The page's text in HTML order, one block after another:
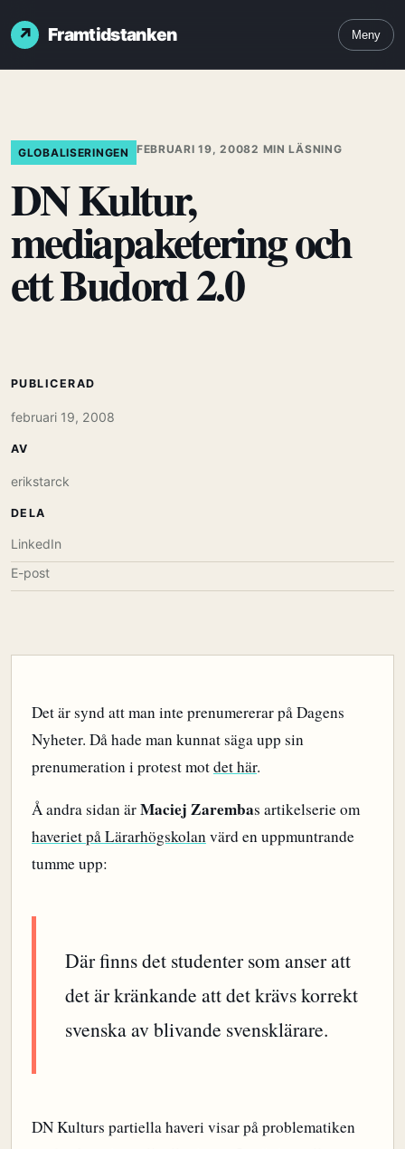
Framtidstanken Meny
GLOBALISERINGEN FEBRUARI 19, 20082 MIN LÄSNING
DN Kultur,
mediapaketering och
ett Budord 2.0
Det är synd att man inte prenumererar på Dagens
Nyheter. Då hade man kunnat säga upp sin
prenumeration i protest motdet här.
Å andra sidan ärMaciej Zarembas artikelserie om
haveriet på Lärarhögskolanvärd en uppmuntrande
tumme upp:
Där finns det studenter som anser att
det är kränkande att det krävs korrekt
svenska av blivande svensklärare.
DN Kulturs partiella haveri visar på problematiken
PUBLICERAD
februari 19, 2008
AV
erikstarck
DELA
LinkedIn
E-post